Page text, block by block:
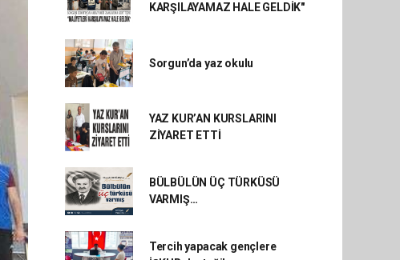
KARŞILAYAMAZ HALE GELDİK"
Sorgun’da yaz okulu
YAZ KUR’AN KURSLARINI
ZİYARET ETTİ
BÜLBÜLÜN ÜÇ TÜRKÜSÜ
VARMIŞ…
Tercih yapacak gençlere